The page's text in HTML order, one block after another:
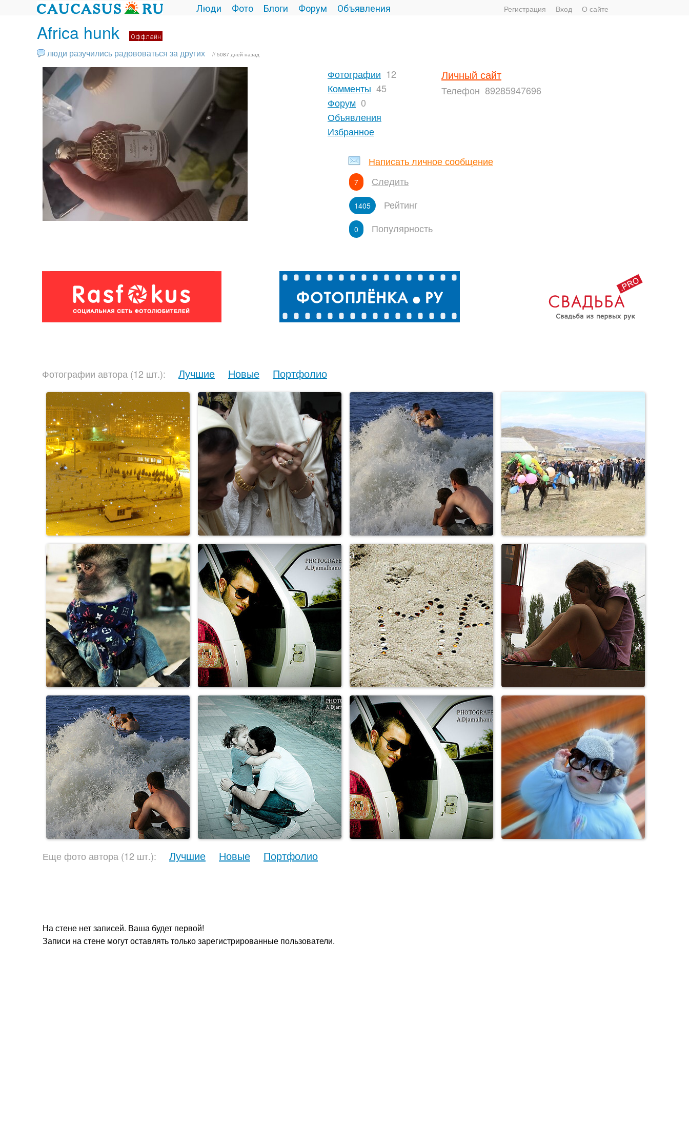
Люди Фото Блоги Форум Объявления Регистрация Вход О сайте
Africa hunk Оффлайн
люди разучились радововаться за других // 5087 дней назад
Фотографии 12
Комменты 45
Форум 0
Объявления
Избранное
Личный сайт
Телефон 89285947696
Написать личное сообщение
7 Следить
1405 Рейтинг
0 Популярность
Фотографии автора (12 шт.): Лучшие Новые Портфолио
Еще фото автора (12 шт.): Лучшие Новые Портфолио
На стене нет записей. Ваша будет первой!
Записи на стене могут оставлять только зарегистрированные пользователи.